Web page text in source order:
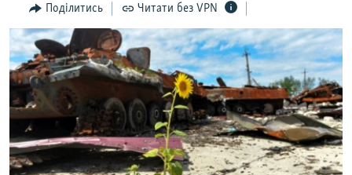
пошукуІНТЕРВ'Ю
ВСЕ ЗА ДЕНЬ
СПЕЦПРОЕКТИ
ДЕПОРТАЦІЯ
ВІДЕОУРОКИ «ELIFBE»
СВІДЧЕННЯ ОКУПАЦІЇ
ЯК ОБІЙТИ БЛОКУВАННЯ
Русский
Qırımtatar
Поділитись Читати без VPN